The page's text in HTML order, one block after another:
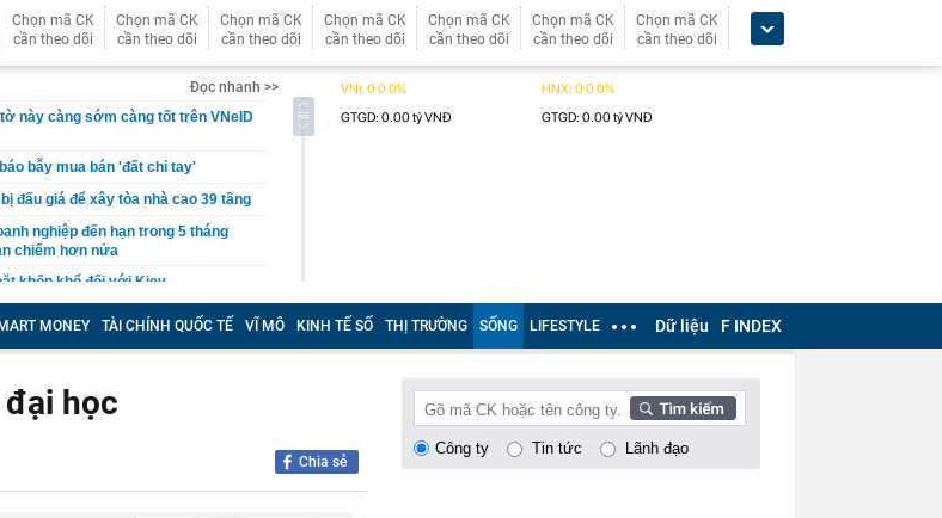
Chọn mã CK
cần theo dõi
Chọn mã CK
cần theo dõi
Chọn mã CK
cần theo dõi
Chọn mã CK
cần theo dõi
Chọn mã CK
cần theo dõi
Chọn mã CK
cần theo dõi
Chọn mã CK
cần theo dõi
Đọc nhanh >>
này càng sớm càng tốt trên VNeID
bẫy mua bán 'đất chỉ tay'
đấu giá để xây tòa nhà cao 39 tầng
nghiệp đến hạn trong 5 tháng
chiếm hơn nửa
khốn khổ đối với Kiev
Hưng Yên
của người bán cho cơ quan
âm thầm đổ hàng nghìn tỷ vào
MONEY TÀI CHÍNH QUỐC TẾ VĨ MÔ KINH TẾ SỐ THỊ TRƯỜNG SỐNG LIFESTYLE Dữ liệu F INDEX
học
Chia sẻ
Công ty Tin tức Lãnh đạo